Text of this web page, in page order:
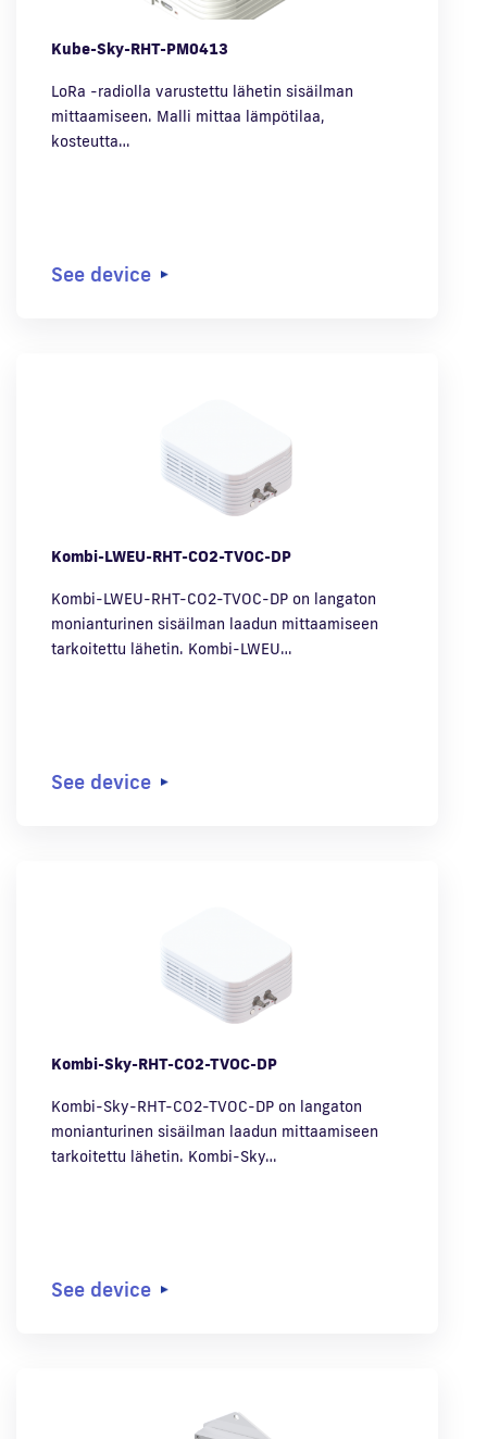
Kube-Sky-RHT-PM0413
LoRa -radiolla varustettu lähetin sisäilman
mittaamiseen. Malli mittaa lämpötilaa,
kosteutta…
See device
Kombi-LWEU-RHT-CO2-TVOC-DP
Kombi-LWEU-RHT-CO2-TVOC-DP on langaton
monianturinen sisäilman laadun mittaamiseen
tarkoitettu lähetin. Kombi-LWEU…
See device
Kombi-Sky-RHT-CO2-TVOC-DP
Kombi-Sky-RHT-CO2-TVOC-DP on langaton
monianturinen sisäilman laadun mittaamiseen
tarkoitettu lähetin. Kombi-Sky…
See device